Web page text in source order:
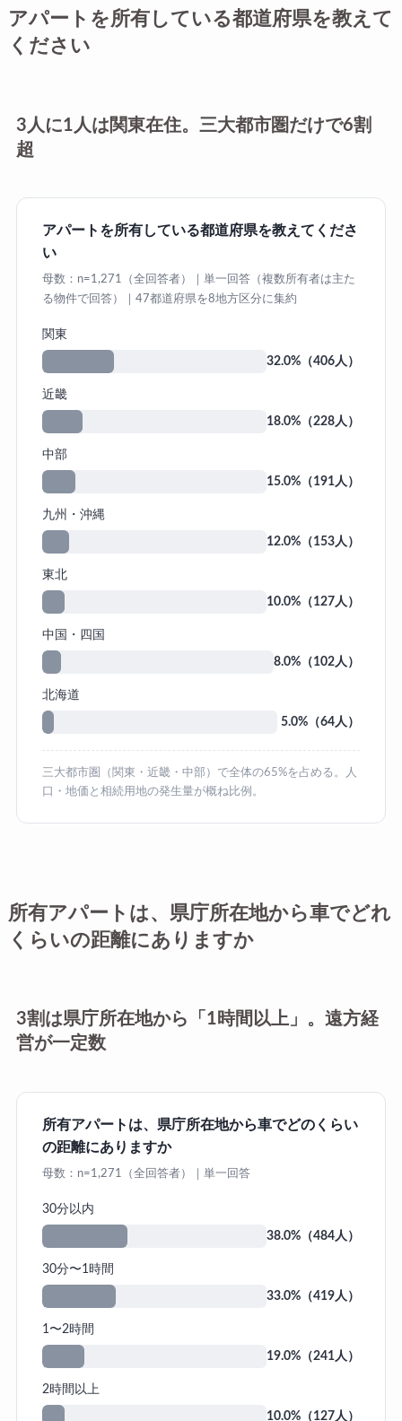
アパートを所有している都道府県を教えて
ください
3人に1人は関東在住。三大都市圏だけで6割
超
アパートを所有している都道府県を教えてくださ
い
母数：n=1,271（全回答者）｜単一回答（複数所有者は主た
る物件で回答）｜47都道府県を8地方区分に集約
関東
32.0%（406人）
近畿
18.0%（228人）
中部
15.0%（191人）
九州・沖縄
12.0%（153人）
東北
10.0%（127人）
中国・四国
8.0%（102人）
北海道
5.0%（64人）
三大都市圏（関東・近畿・中部）で全体の65%を占める。人
口・地価と相続用地の発生量が概ね比例。
所有アパートは、県庁所在地から車でどれ
くらいの距離にありますか
3割は県庁所在地から「1時間以上」。遠方経
営が一定数
所有アパートは、県庁所在地から車でどのくらい
の距離にありますか
母数：n=1,271（全回答者）｜単一回答
30分以内
38.0%（484人）
30分〜1時間
33.0%（419人）
1〜2時間
19.0%（241人）
2時間以上
10.0%（127人）